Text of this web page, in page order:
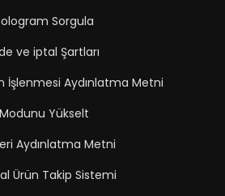
Sorgula
ve iptal Şartları
İşlenmesi Aydınlatma Metni
Modunu Yükselt
Aydınlatma Metni
Ürün Takip Sistemi